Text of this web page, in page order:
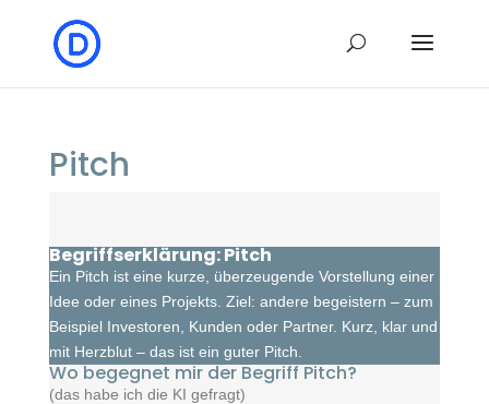
Pitch
Begriffserklärung: Pitch
Ein Pitch ist eine kurze, überzeugende Vorstellung einer
Idee oder eines Projekts. Ziel: andere begeistern – zum
Beispiel Investoren, Kunden oder Partner. Kurz, klar und
mit Herzblut – das ist ein guter Pitch.
Wo begegnet mir der Begriff Pitch?
(das habe ich die KI gefragt)